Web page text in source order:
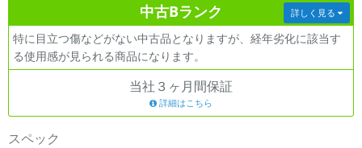
中古Bランク
特に目立つ傷などがない中古品となりますが、経年劣化に該当す
る使用感が見られる商品になります。
詳しく見る
当社３ヶ月間保証
詳細はこちら
スペック
OSの絞り込み
メモリ